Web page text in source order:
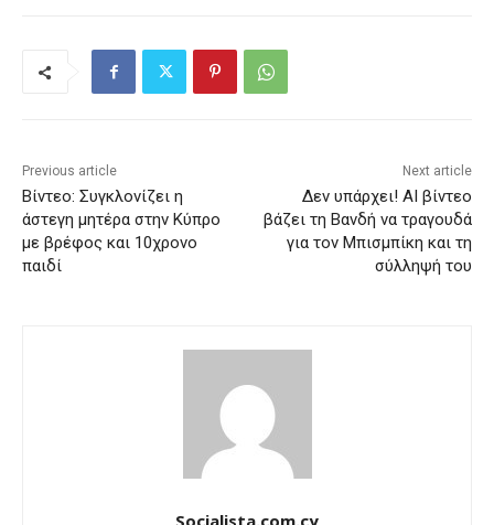
Previous article
Βίντεο: Συγκλονίζει η
άστεγη μητέρα στην Κύπρο
με βρέφος και 10χρονο
παιδί
Next article
Δεν υπάρχει! AI βίντεο
βάζει τη Βανδή να τραγουδά
για τον Μπισμπίκη και τη
σύλληψή του